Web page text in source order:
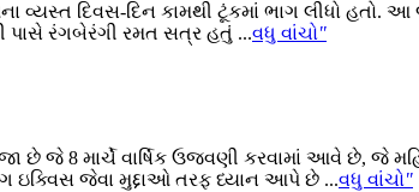
વ્યસ્ત દિવસ-દિન કામથી ટૂંકમાં ભાગ લીધો
પાસે રંગબેરંગી રમત સત્ર હતું ...વધુ વાંચો"
છે જે 8 માર્ચે વાર્ષિક ઉજવણી કરવામાં આવે છે,
ઇક્વિસ જેવા મુદ્દાઓ તરફ ધ્યાન આપે છે ...વધુ વાંચો"